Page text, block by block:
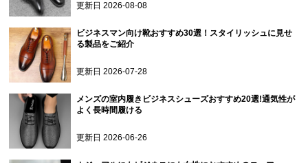
更新日2026-08-08
ビジネスマン向け靴おすすめ30選！スタイリッシュに見せ
る製品をご紹介
更新日2026-07-28
メンズの室内履きビジネスシューズおすすめ20選!通気性が
よく長時間履ける
更新日2026-06-26